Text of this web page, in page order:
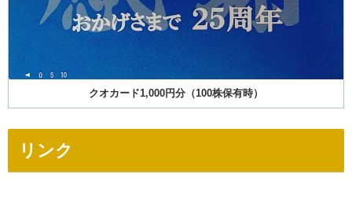
クオカード1,000円分（100株保有時）
リンク